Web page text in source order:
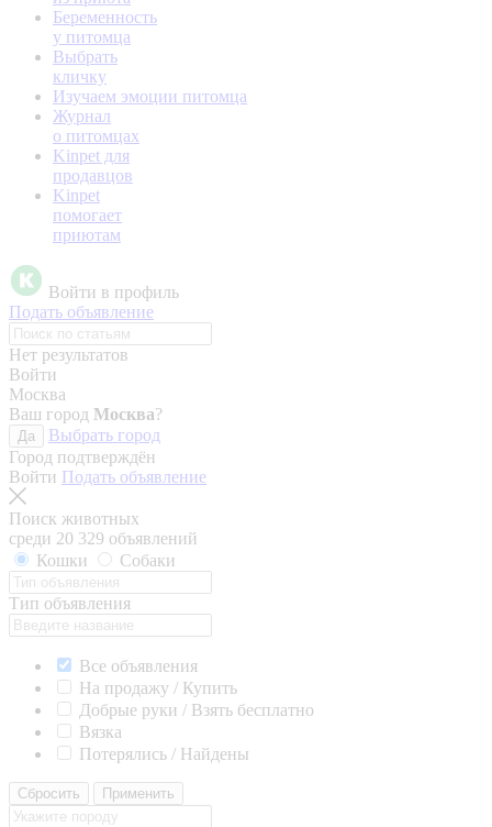
Беременность
у питомца
Выбрать
кличку
Изучаем эмоции питомца
Журнал
о питомцах
Kinpet для
продавцов
Kinpet
помогает
приютам
Войти в профиль
Подать объявление
Нет результатов
Войти
Москва
Ваш город Москва?
Да
Выбрать город
Город подтверждён
Войти Подать объявление
Поиск животных
среди 20 329 объявлений
Кошки
Собаки
Тип объявления
Все объявления
На продажу / Купить
Добрые руки / Взять бесплатно
Вязка
Потерялись / Найдены
Сбросить Применить